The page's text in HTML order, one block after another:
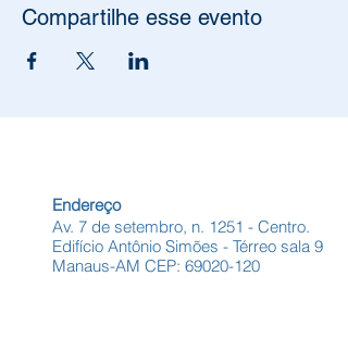
Compartilhe esse evento
Endereço
Av. 7 de setembro, n. 1251 - Centro.
Edifício Antônio Simões - Térreo sala 9
Manaus-AM CEP: 69020-120